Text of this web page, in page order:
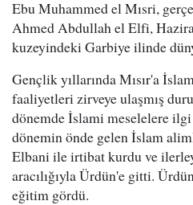
Ebu Muhammed el Mısri,
Ahmed Abdullah el Elfi,
kuzeyindeki Garbiye ilinde
Gençlik yıllarında Mısır'a
faaliyetleri zirveye ulaşmış
dönemde İslami meselelere
dönemin önde gelen İslam
Elbani ile irtibat kurdu ve
aracılığıyla Ürdün'e gitti.
eğitim gördü.